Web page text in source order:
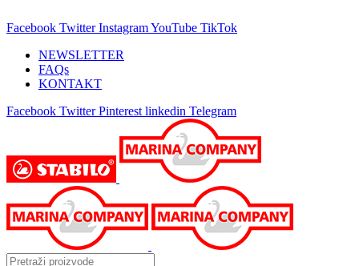
Facebook Twitter InstagramYouTube TikTok
NEWSLETTER
FAQs
KONTAKT
Facebook Twitter Pinterest linkedin Telegram